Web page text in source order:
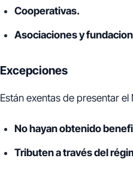
Cooperativas.
Asociaciones y
Excepciones
Están exentas de presentar
No hayan obtenido
Tributen a través del